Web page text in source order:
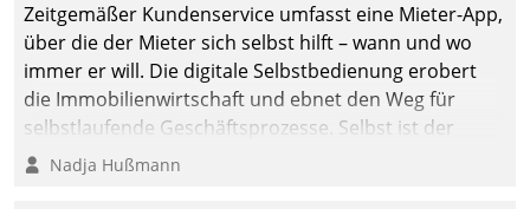
Zeitgemäßer Kundenservice umfasst eine Mieter-App,
über die der Mieter sich selbst hilft – wann und wo
immer er will. Die digitale Selbstbedienung erobert
die Immobilienwirtschaft und ebnet den Weg für
selbstlaufende Geschäftsprozesse. Selbst ist der
Kunde und smart der Serviceanbieter.
Nadja Hußmann